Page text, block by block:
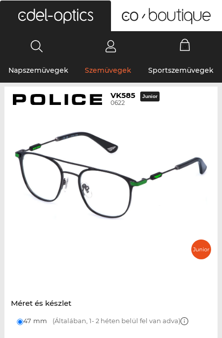
Napszemüvegek Szemüvegek Sportszemüvegek
VK585
0622
Junior
Méret és készlet
47 mm (Általában, 1- 2 héten belül fel van adva)